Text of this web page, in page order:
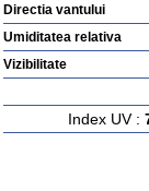
Directia vantului
Umiditatea relativa
Vizibilitate
Index UV :